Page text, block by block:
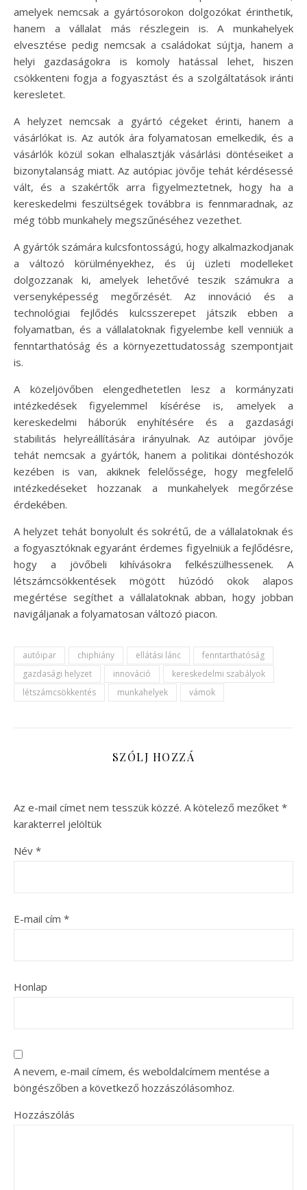
amelyek nemcsak a gyártósorokon dolgozókat érinthetik,
hanem a vállalat más részlegein is. A munkahelyek
elvesztése pedig nemcsak a családokat sújtja, hanem a
helyi gazdaságokra is komoly hatással lehet, hiszen
csökkenteni fogja a fogyasztást és a szolgáltatások iránti
keresletet.
A helyzet nemcsak a gyártó cégeket érinti, hanem a
vásárlókat is. Az autók ára folyamatosan emelkedik, és a
vásárlók közül sokan elhalasztják vásárlási döntéseiket a
bizonytalanság miatt. Az autópiac jövője tehát kérdésessé
vált, és a szakértők arra figyelmeztetnek, hogy ha a
kereskedelmi feszültségek továbbra is fennmaradnak, az
még több munkahely megszűnéséhez vezethet.
A gyártók számára kulcsfontosságú, hogy alkalmazkodjanak
a változó körülményekhez, és új üzleti modelleket
dolgozzanak ki, amelyek lehetővé teszik számukra a
versenyképesség megőrzését. Az innováció és a
technológiai fejlődés kulcsszerepet játszik ebben a
folyamatban, és a vállalatoknak figyelembe kell venniük a
fenntarthatóság és a környezettudatosság szempontjait
is.
A közeljövőben elengedhetetlen lesz a kormányzati
intézkedések figyelemmel kísérése is, amelyek a
kereskedelmi háborúk enyhítésére és a gazdasági
stabilitás helyreállítására irányulnak. Az autóipar jövője
tehát nemcsak a gyártók, hanem a politikai döntéshozók
kezében is van, akiknek felelőssége, hogy megfelelő
intézkedéseket hozzanak a munkahelyek megőrzése
érdekében.
A helyzet tehát bonyolult és sokrétű, de a vállalatoknak és
a fogyasztóknak egyaránt érdemes figyelniük a fejlődésre,
hogy a jövőbeli kihívásokra felkészülhessenek. A
létszámcsökkentések mögött húzódó okok alapos
megértése segíthet a vállalatoknak abban, hogy jobban
navigáljanak a folyamatosan változó piacon.
autóipar chiphiány ellátási lánc
fenntarthatóság
gazdasági helyzet
innováció
kereskedelmi szabályok
létszámcsökkentés
munkahelyek vámok
SZÓLJ HOZZÁ
Az e-mail címet nem tesszük közzé. A kötelező mezőket *
karakterrel jelöltük
Név *
E-mail cím *
Honlap
A nevem, e-mail címem, és weboldalcímem mentése a
böngészőben a következő hozzászólásomhoz.
Hozzászólás